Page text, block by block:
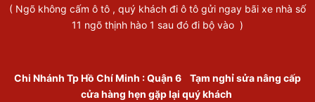
( Ngõ không cấm ô tô , quý khách đi ô tô gửi ngay bãi xe nhà số
11 ngõ thịnh hào 1 sau đó đi bộ vào )
Chi Nhánh Tp Hồ Chí Minh :Quận 6 Tạm nghỉ sửa nâng cấp
cửa hàng hẹn gặp lại quý khách